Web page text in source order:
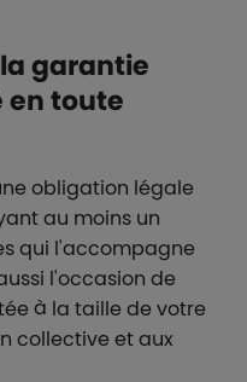
garantie
en toute
obligation légale
au moins un
qui l'accompagne
l'occasion de
à la taille de votre
collective et aux